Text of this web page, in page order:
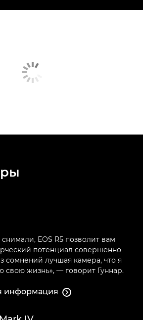
EOS R5 позволит вам
потенциал совершенно
сомнений лучшая камера, что я
свою жизнь», — говорит Гуннар.
информация 